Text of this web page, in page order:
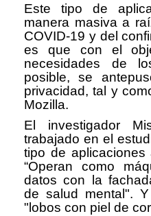
Este tipo de
manera masiva a
COVID-19 y del
es que con el
necesidades de
posible, se
privacidad, tal y
Mozilla.
El investigador
trabajado en el
tipo de aplicaciones
“Operan como
datos con la
de salud mental".
"lobos con piel de